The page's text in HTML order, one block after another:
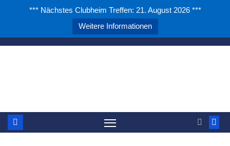
*** Nächstes Clubheim Treffen: 21. August 2026 ***
Weitere Informationen
Zum